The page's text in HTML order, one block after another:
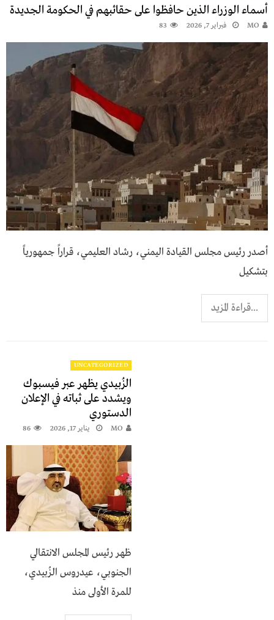
أسماء الوزراء الذين حافظوا على حقائبهم في الحكومة الجديدة
MO فبراير 7, 2026 83
أصدر رئيس مجلس القيادة اليمني، رشاد العليمي، قراراً جمهورياً
بتشكيل
...قراءة المزيد
UNCATEGORIZED
الزُبيدي يظهر عبر فيسبوك
ويشدد على ثباته في الإعلان
الدستوري
MO يناير 17, 2026 86
ظهر رئيس المجلس الانتقالي
الجنوبي، عيدروس الزُبيدي،
للمرة الأولى منذ